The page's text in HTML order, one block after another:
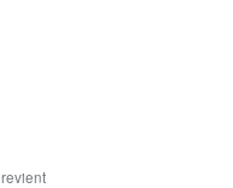
revient